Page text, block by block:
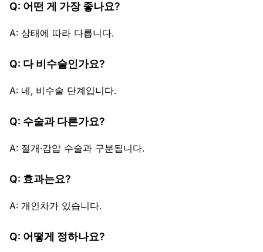
Q: 어떤 게 가장 좋나요?
A: 상태에 따라 다릅니다.
Q: 다 비수술인가요?
A: 네, 비수술 단계입니다.
Q: 수술과 다른가요?
A: 절개·감압 수술과 구분됩니다.
Q: 효과는요?
A: 개인차가 있습니다.
Q: 어떻게 정하나요?